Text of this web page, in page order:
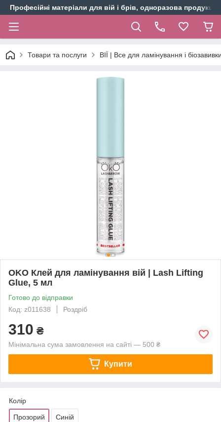
Професійні матеріали для вій і брів, одноразова продукція
Товари та послуги ВІЇ | Все для ламінування і
OKO Клей для ламінування вій | Lash Lifting
Glue, 5 мл
Готово до відправки
Код: z011638
Роздріб
310 ₴
Мінімальна сума замовлення на сайті — 500 ₴
Купити
Колір
Прозорий Синій